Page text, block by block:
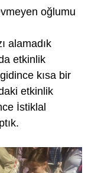
oğlumu
alamadık
etkinlik
kısa bir
etkinlik
İstiklal